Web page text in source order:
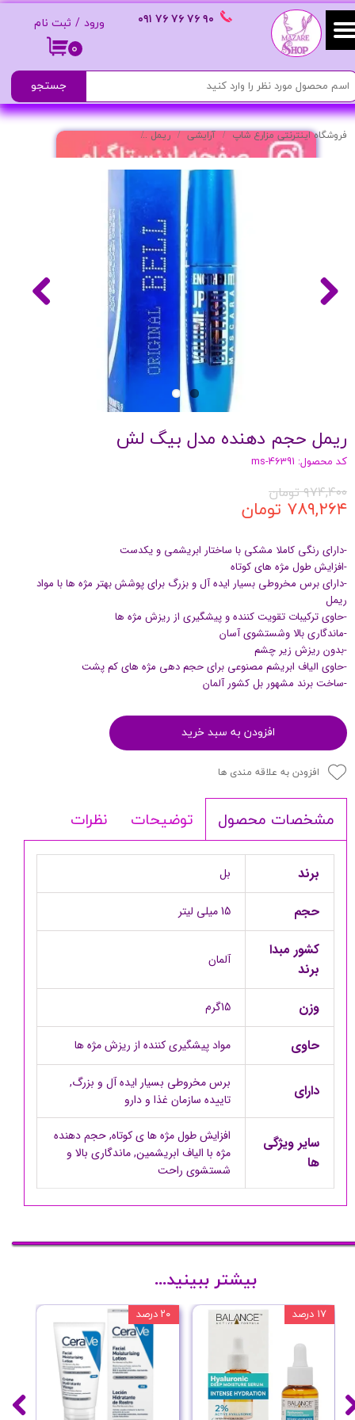
۰
ورود / ثبت نام
حساب کاربری من
تغییر گذر واژه
سفارشات
خروج از حساب کاربری
٩٠ ٧۶ ٧۶ ٧۶ ٠٩١
جستجو
فروشگاه اینترنتی مزارع شاپ آرایشی ریمل ریمل حجم دهنده مدل بیگ لش
ریمل حجم دهنده مدل بیگ لش
کد محصول: ms-46391
۹۷۴,۴۰۰ تومان
۷۸۹,۲۶۴ تومان
-دارای رنگی کاملا مشکی با ساختار ابریشمی و یکدست
-افزایش طول مژه های کوتاه
-دارای برس مخروطی بسیار ایده آل و بزرگ برای پوشش بهتر مژه ها با مواد
ریمل
-حاوی ترکیبات تقویت کننده و پیشگیری از ریزش مژه ها
-ماندگاری بالا وشستشوی آسان
-بدون ریزش زیر چشم
-حاوی الیاف ابریشم مصنوعی برای حجم دهی مژه های کم پشت
-ساخت برند مشهور بل کشور آلمان
افزودن به سبد خرید
افزودن به علاقه مندی ها
مشخصات محصول توضیحات نظرات
برند بل
حجم 15 میلی لیتر
کشور مبدا
برند
آلمان
وزن 15گرم
حاوی مواد پیشگیری کننده از ریزش مژه ها
دارای
برس مخروطی بسیار ایده آل و بزرگ,
تاییده سازمان غذا و دارو
سایر ویژگی
ها
افزایش طول مژه ها ی کوتاه, حجم دهنده
مژه با الیاف ابریشمین, ماندگاری بالا و
شستشوی راحت
۲۰ درصد ۱۷ درصد
بیشتر ببینید...